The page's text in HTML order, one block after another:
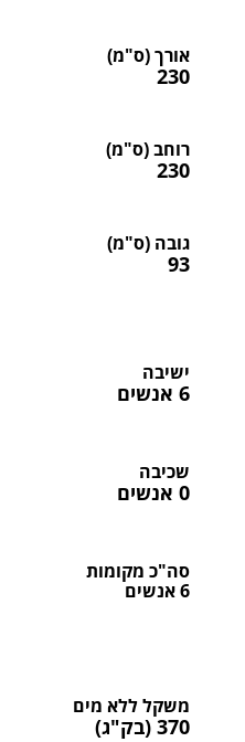
אורך (ס"מ)
230
רוחב (ס"מ)
230
גובה (ס"מ)
93
ישיבה
6 אנשים
שכיבה
0 אנשים
סה"כ מקומות
6 אנשים
משקל ללא מים
370 (בק"ג)